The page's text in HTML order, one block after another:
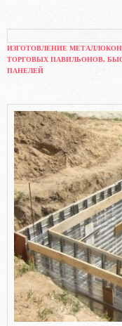
ИЗГОТОВЛЕНИЕ
ТОРГОВЫХ ПАВИЛЬОНОВ,
ПАНЕЛЕЙ